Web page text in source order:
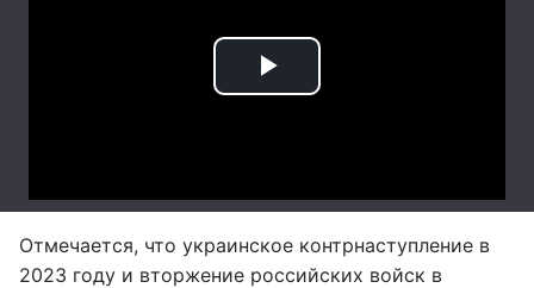
Отмечается, что украинское контрнаступление в
2023 году и вторжение российских войск в